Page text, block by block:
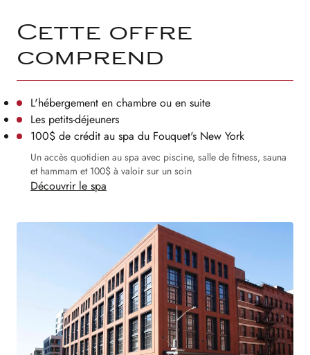
Cette offre
comprend
L'hébergement en chambre ou en suite
Les petits-déjeuners
100$ de crédit au spa du Fouquet's New York
Un accès quotidien au spa avec piscine, salle de fitness, sauna
et hammam et 100$ à valoir sur un soin
Découvrir le spa